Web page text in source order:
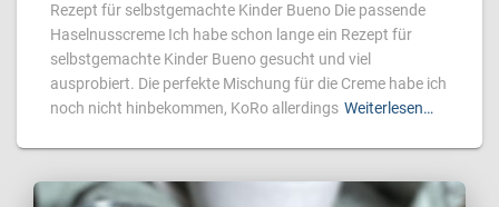
Rezept für selbstgemachte Kinder Bueno Die passende
Haselnusscreme Ich habe schon lange ein Rezept für
selbstgemachte Kinder Bueno gesucht und viel
ausprobiert. Die perfekte Mischung für die Creme habe ich
noch nicht hinbekommen, KoRo allerdings Weiterlesen…